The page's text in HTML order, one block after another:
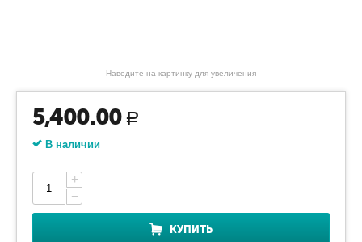
Наведите на картинку для увеличения
5,400.00 Р
В наличии
+
−
КУПИТЬ